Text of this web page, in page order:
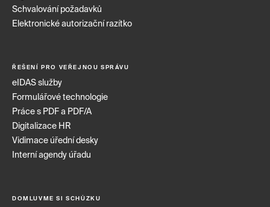
Schvalování požadavků
Elektronické autorizační razítko
ŘEŠENÍ PRO VEŘEJNOU SPRÁVU
eIDAS služby
Formulářové technologie
Práce s PDF a PDF/A
Digitalizace HR
Vidimace úřední desky
Interní agendy úřadu
DOMLUVME SI SCHŮZKU